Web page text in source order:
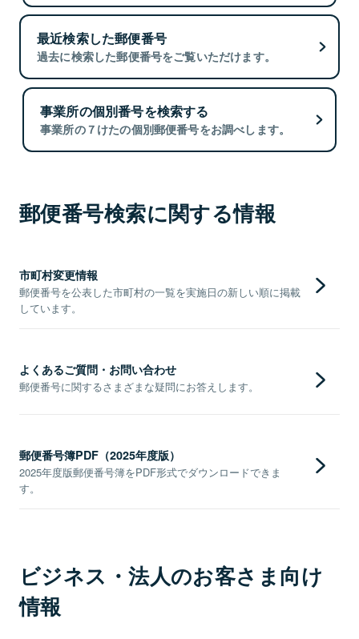
最近検索した郵便番号
過去に検索した郵便番号をご覧いただけます。
事業所の個別番号を検索する
事業所の７けたの個別郵便番号をお調べします。
郵便番号検索に関する情報
市町村変更情報
郵便番号を公表した市町村の一覧を実施日の新しい順に掲載
しています。
よくあるご質問・お問い合わせ
郵便番号に関するさまざまな疑問にお答えします。
郵便番号簿PDF（2025年度版）
2025年度版郵便番号簿をPDF形式でダウンロードできま
す。
ビジネス・法人のお客さま向け
情報